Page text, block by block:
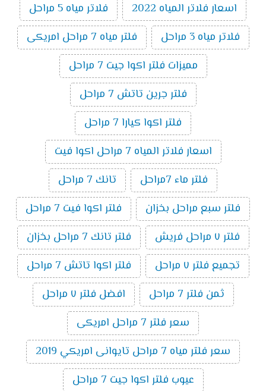
اسعار فلاتر المياه 2022
فلاتر مياه 5 مراحل
فلاتر مياه 3 مراحل
فلتر مياه 7 مراحل امريكى
مميزات فلتر اكوا جيت 7 مراحل
فلتر جرين تاتش 7 مراحل
فلتر اكوا كيارا 7 مراحل
اسعار فلاتر المياه 7 مراحل اكوا فيت
فلتر ماء 7مراحل
تانك 7 مراحل
فلتر سبع مراحل بخزان
فلتر اكوا فيت 7 مراحل
فلتر ٧ مراحل فريش
فلتر تانك 7 مراحل بخزان
تجميع فلتر ٧ مراحل
فلتر اكوا تاتش 7 مراحل
ثمن فلتر 7 مراحل
افضل فلتر ٧ مراحل
سعر فلتر 7 مراحل امريكى
سعر فلتر مياه 7 مراحل تايوانى امريكي 2019
عيوب فلتر اكوا جيت 7 مراحل